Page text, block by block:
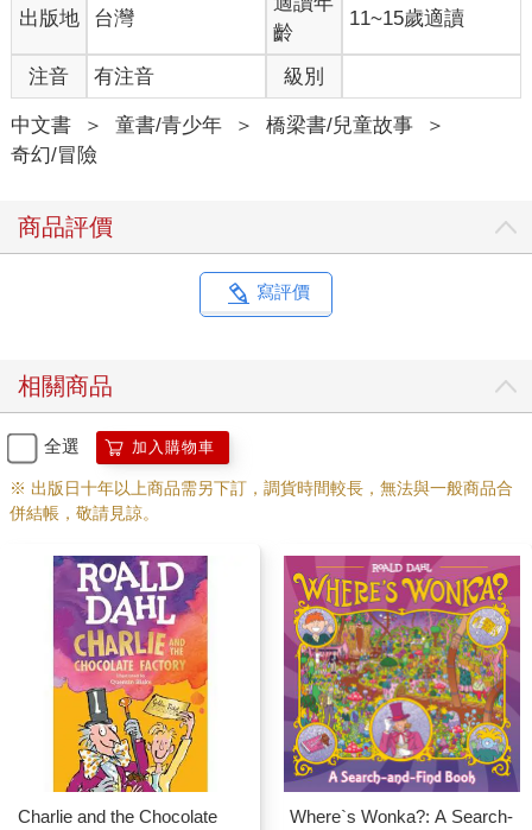
出版地 台灣
齡
11~15歲適讀
注音 有注音 級別
中文書 ＞ 童書/青少年 ＞ 橋梁書/兒童故事
＞
奇幻/冒險
商品評價
寫評價
相關商品
全選 加入購物車
※ 出版日十年以上商品需另下訂，調貨時間較長，無法與一般商品合
併結帳，敬請見諒。
Charlie and the Chocolate
Where`s Wonka?: A Search-